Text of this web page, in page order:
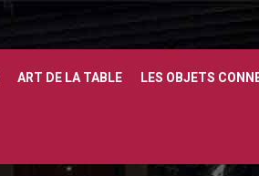
ART DE LA TABLE LES OBJETS